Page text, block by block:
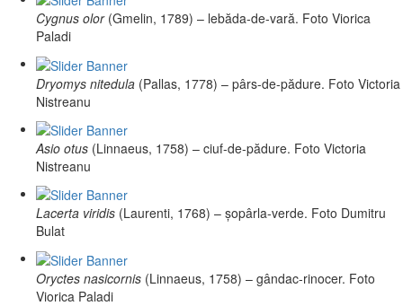
Cygnus olor (Gmelin, 1789) – lebăda-de-vară. Foto Viorica
Paladi
Dryomys nitedula (Pallas, 1778) – pârs-de-pădure. Foto Victoria
Nistreanu
Asio otus (Linnaeus, 1758) – ciuf-de-pădure. Foto Victoria
Nistreanu
Lacerta viridis (Laurenti, 1768) – șopârla-verde. Foto Dumitru
Bulat
Oryctes nasicornis (Linnaeus, 1758) – gândac-rinocer. Foto
Viorica Paladi